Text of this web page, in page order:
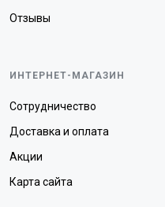
Отзывы
ИНТЕРНЕТ-МАГАЗИН
Сотрудничество
Доставка и оплата
Акции
Карта сайта